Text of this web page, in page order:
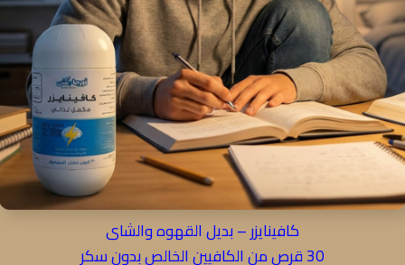
كافينايزر – بديل القهوه والشاى
30 قرص من الكافيين الخالص بدون سكر